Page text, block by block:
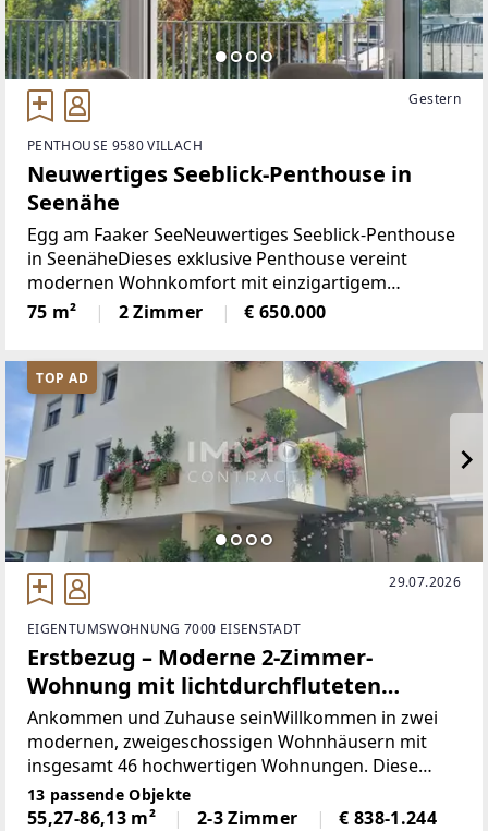
Gestern
PENTHOUSE 9580 VILLACH
Neuwertiges Seeblick-Penthouse in
Seenähe
Egg am Faaker SeeNeuwertiges Seeblick-Penthouse
in SeenäheDieses exklusive Penthouse vereint
modernen Wohnkomfort mit einzigartigem
Seepanorama. Auf einer Wohnfläche von rund 75 m²
erwartet Sie ein stilvoll gestaltetes Zuhause, das
keine Wünsche
75 m² 2 Zimmer € 650.000
TOP AD
29.07.2026
EIGENTUMSWOHNUNG 7000 EISENSTADT
Erstbezug – Moderne 2-Zimmer-
Wohnung mit lichtdurchfluteten
Räumen
Ankommen und Zuhause seinWillkommen in zwei
modernen, zweigeschossigen Wohnhäusern mit
insgesamt 46 hochwertigen Wohnungen. Diese
stilvollen Mietwohnungen bieten modernen
Wohnkomfort und sind ab sofort verfügbar. Die
13 passende Objekte
55,27-86,13 m² 2-3 Zimmer € 838-1.244